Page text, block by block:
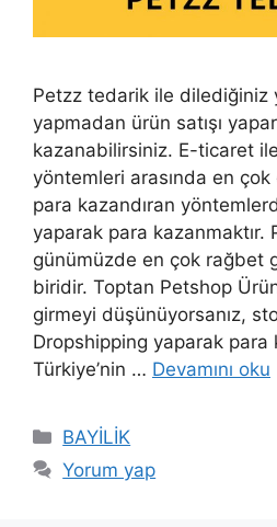
Petzz tedarik ile dilediğiniz
yapmadan ürün satışı
kazanabilirsiniz. E-ticaret
yöntemleri arasında en
para kazandıran
yaparak para kazanmaktır.
günümüzde en çok rağbet
biridir. Toptan Petshop
girmeyi düşünüyorsanız,
Dropshipping yaparak para
Türkiye’nin … Devamını oku
Kategoriler
BAYİLİK
Yorum yap